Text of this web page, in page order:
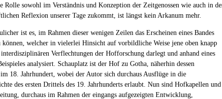
Rolle sowohl im Verständnis und Konzeption der Zeitgenossen wie auch in
Reflexion unserer Tage zukommt, ist längst kein Arkanum mehr.
ist es, im Rahmen dieser wenigen Zeilen das Erscheinen eines Bandes
können, welcher in vielerlei Hinsicht auf vorbildliche Weise jene oben knapp
interdisziplinären Verflechtungen der Hofforschung darlegt und anhand eines
analysiert. Schauplatz ist der Hof zu Gotha, näherhin dessen
18. Jahrhundert, wobei der Autor sich durchaus Ausflüge in die
des ersten Drittels des 19. Jahrhunderts erlaubt. Nun sind Hofkapellen und
durchaus im Rahmen der eingangs aufgezeigten Entwicklung,